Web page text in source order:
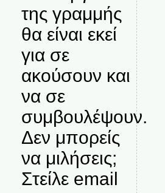
της γραμμής
θα είναι εκεί
για σε
ακούσουν και
να σε
συμβουλέψουν.
Δεν μπορείς
να μιλήσεις;
Στείλε email